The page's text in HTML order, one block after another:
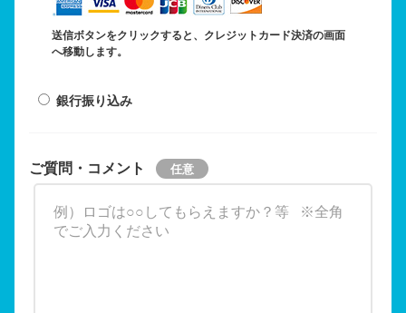
送信ボタンをクリックすると、クレジットカード決済の画面
へ移動します。
銀行振り込み
ご質問・コメント